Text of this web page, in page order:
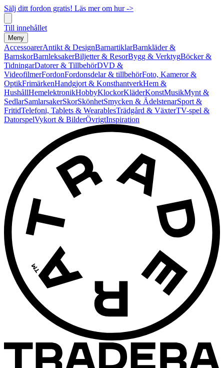
Sälj ditt fordon gratis! Läs mer om hur ->
Till innehållet
Meny
AccessoarerAntikt & DesignBarnartiklarBarnkläder &
BarnskorBarnleksakerBiljetter & ResorBygg & VerktygBöcker &
TidningarDatorer & TillbehörDVD &
VideofilmerFordonFordonsdelar & tillbehörFoto, Kameror &
OptikFrimärkenHandgjort & KonsthantverkHem &
HushållHemelektronikHobbyKlockorKläderKonstMusikMynt &
SedlarSamlarsakerSkorSkönhetSmycken & ÄdelstenarSport &
FritidTelefoni, Tablets & WearablesTrädgård & VäxterTV-spel &
DatorspelVykort & BilderÖvrigtInspiration